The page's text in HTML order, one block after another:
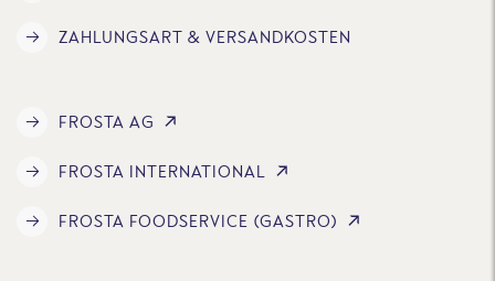
ZAHLUNGSART & VERSANDKOSTEN
FROSTA AG
FROSTA INTERNATIONAL
FROSTA FOODSERVICE (GASTRO)